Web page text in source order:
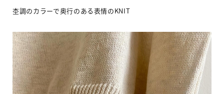
杢調のカラーで奥行のある表情のKNIT